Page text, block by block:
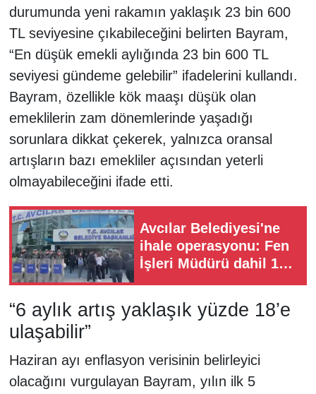
durumunda yeni rakamın yaklaşık 23 bin 600
TL seviyesine çıkabileceğini belirten Bayram,
“En düşük emekli aylığında 23 bin 600 TL
seviyesi gündeme gelebilir” ifadelerini kullandı.
Bayram, özellikle kök maaşı düşük olan
emeklilerin zam dönemlerinde yaşadığı
sorunlara dikkat çekerek, yalnızca oransal
artışların bazı emekliler açısından yeterli
olmayabileceğini ifade etti.
Avcılar Belediyesi'ne
ihale operasyonu: Fen
İşleri Müdürü dahil 13
“6 aylık artış yaklaşık yüzde 18’e
ulaşabilir”
Haziran ayı enflasyon verisinin belirleyici
olacağını vurgulayan Bayram, yılın ilk 5